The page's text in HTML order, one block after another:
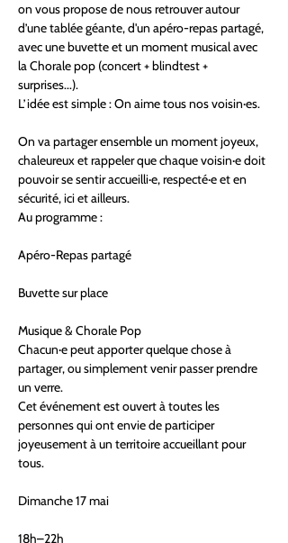
on vous propose de nous retrouver autour
d’une tablée géante, d'un apéro-repas partagé,
avec une buvette et un moment musical avec
la Chorale pop (concert + blindtest +
surprises...).
L’idée est simple : On aime tous nos voisin·es.
On va partager ensemble un moment joyeux,
chaleureux et rappeler que chaque voisin·e doit
pouvoir se sentir accueilli·e, respecté·e et en
sécurité, ici et ailleurs.
Au programme :
Apéro-Repas partagé
Buvette sur place
Musique & Chorale Pop
Chacun·e peut apporter quelque chose à
partager, ou simplement venir passer prendre
un verre.
Cet événement est ouvert à toutes les
personnes qui ont envie de participer
joyeusement à un territoire accueillant pour
tous.
Dimanche 17 mai
18h–22h